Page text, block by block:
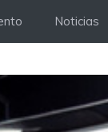
Noticias